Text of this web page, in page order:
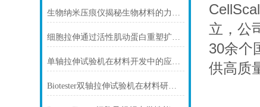
生物纳米压痕仪揭秘生物材料的力学特性
细胞拉伸通过活性肌动蛋白重塑扩增，使蛋白质在机械敏感结构中变形和募集
单轴拉伸试验机在材料开发中的应用与意义
Biotester双轴拉伸试验机在材料研究与工程中的关键作用
立，公
30余个
供高质